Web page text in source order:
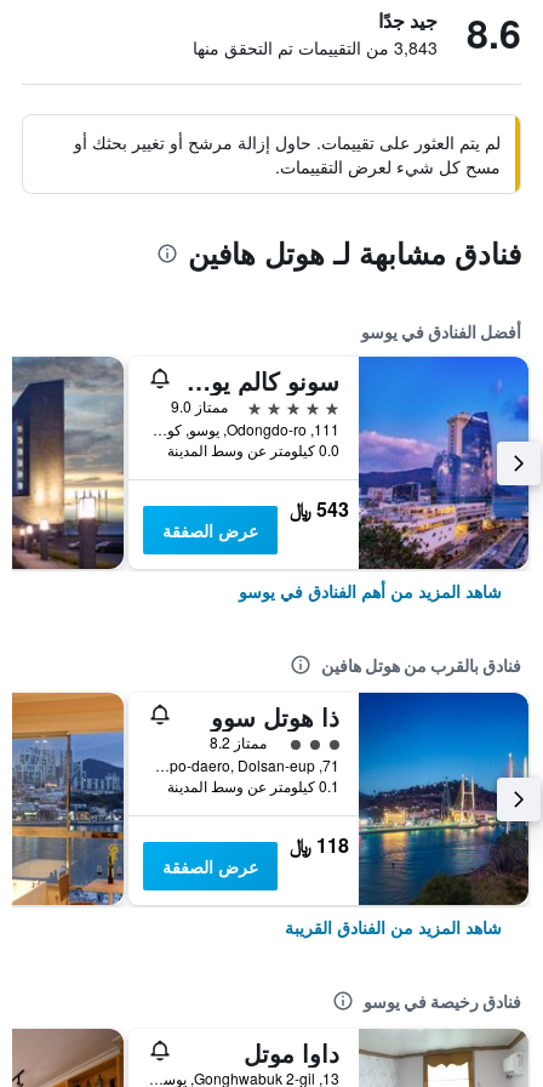
8.6 جيد جدًا
3,843 من التقييمات تم التحقق منها
لم يتم العثور على تقييمات. حاول إزالة مرشح أو تغيير بحثك أو
مسح كل شيء لعرض التقييمات.
فنادق مشابهة لـ هوتل هافين
أفضل الفنادق في يوسو
سونو كالم يوسو
5 نجوم
ممتاز 9.0
111, Odongdo-ro, يوسو, كوريا الجنوبية
0.0 كيلومتر عن وسط المدينة
543 ﷼
عرض الصفقة
شاهد المزيد من أهم الفنادق في يوسو
فنادق بالقرب من هوتل هافين
ذا هوتل سوو
تقييم فئة 3ممتاز 8.2
71, Expo-daero, Dolsan-eup, يوسو, كوريا الجنوبية
0.1 كيلومتر عن وسط المدينة
118 ﷼
عرض الصفقة
شاهد المزيد من الفنادق القريبة
فنادق رخيصة في يوسو
داوا موتل
13, Gonghwabuk 2-gil, يوسو, كوريا الجنوبية